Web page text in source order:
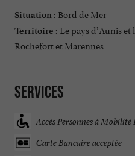
Situation : Bord de Mer
Territoire : Le pays d’Aunis
Rochefort et Marennes
Services
Accès Personnes à Mobilité
Carte Bancaire acceptée